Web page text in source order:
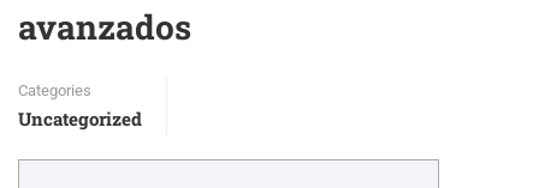
avanzados
Categories
Uncategorized